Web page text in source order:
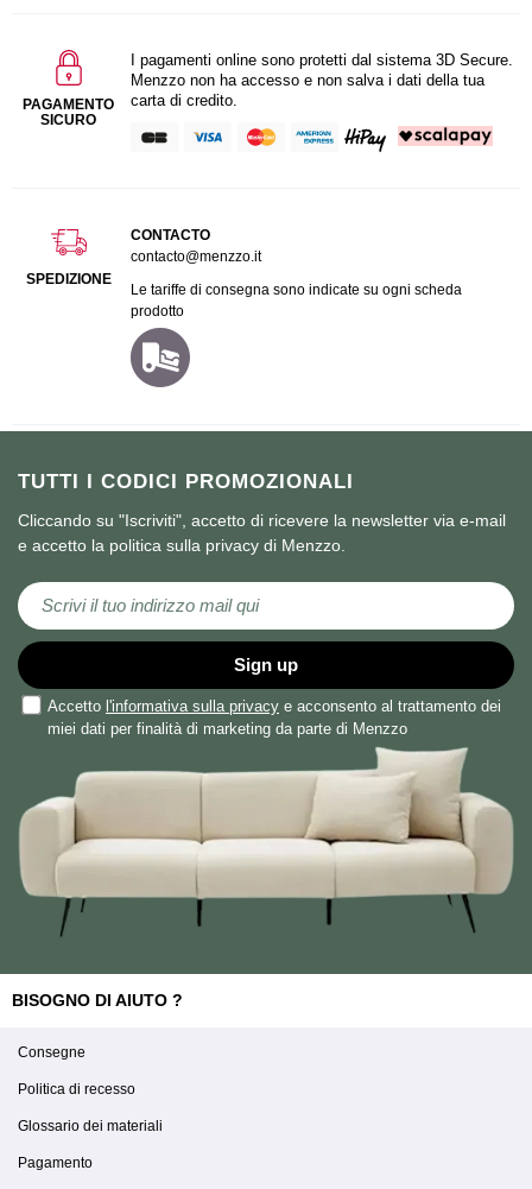
TUTTI I CODICI PROMOZIONALI
Cliccando su "Iscriviti", accetto di ricevere la newsletter via e-mail
e accetto la politica sulla privacy di Menzzo.
Iscriviti alla nostra Newsletter:
Sign up
Accetto l'informativa sulla privacy e acconsento al trattamento dei
miei dati per finalità di marketing da parte di Menzzo
PAGAMENTO
SICURO
I pagamenti online sono protetti dal sistema 3D Secure.
Menzzo non ha accesso e non salva i dati della tua
carta di credito.
SPEDIZIONE
CONTACTO
contacto@menzzo.it
Le tariffe di consegna sono indicate su ogni scheda
prodotto
BISOGNO DI AIUTO ?
Consegne
Politica di recesso
Glossario dei materiali
Pagamento